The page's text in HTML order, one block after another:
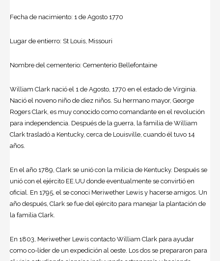
Fecha de nacimiento: 1 de Agosto 1770
Lugar de entierro: St Louis, Missouri
Nombre del cementerio: Cementerio Bellefontaine
William Clark nació el 1 de Agosto, 1770 en el estado de Virginia.
Nació el noveno niño de diez niños. Su hermano mayor, George
Rogers Clark, es muy conocido como comandante en el revolución
para independencia. Después de la guerra, la familia de William
Clark trasladó a Kentucky, cerca de Louisville, cuando él tuvo 14
años.
En el año 1789, Clark se unió con la milicia de Kentucky. Después se
unió con el ejército EE.UU donde eventualmente se convirtió en
oficial. En 1795, el se conoci Meriwether Lewis y hacerse amigos. Un
año después, Clark se fue del ejército para manejar la plantación de
la familia Clark.
En 1803, Meriwether Lewis contacto William Clark para ayudar
como co-líder de un expedición al oeste. Los dos se prepararon para